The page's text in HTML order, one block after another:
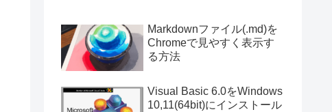
Markdownファイル(.md)を
Chromeで見やすく表示す
る方法
Visual Basic 6.0をWindows
10,11(64bit)にインストール